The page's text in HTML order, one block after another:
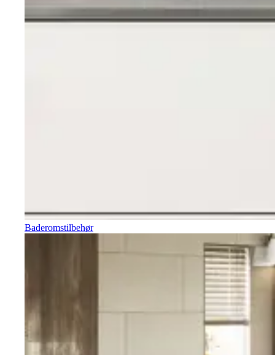
Baderomstilbehør